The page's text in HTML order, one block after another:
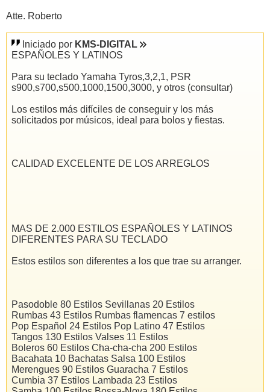
Atte. Roberto
Iniciado por KMS-DIGITAL
ESPAÑOLES Y LATINOS
Para su teclado Yamaha Tyros,3,2,1, PSR
s900,s700,s500,1000,1500,3000, y otros (consultar)
Los estilos más difíciles de conseguir y los más
solicitados por músicos, ideal para bolos y fiestas.
CALIDAD EXCELENTE DE LOS ARREGLOS
MAS DE 2.000 ESTILOS ESPAÑOLES Y LATINOS
DIFERENTES PARA SU TECLADO
Estos estilos son diferentes a los que trae su arranger.
Pasodoble 80 Estilos Sevillanas 20 Estilos
Rumbas 43 Estilos Rumbas flamencas 7 estilos
Pop Español 24 Estilos Pop Latino 47 Estilos
Tangos 130 Estilos Valses 11 Estilos
Boleros 60 Estilos Cha-cha-cha 200 Estilos
Bacahata 10 Bachatas Salsa 100 Estilos
Merengues 90 Estilos Guaracha 7 Estilos
Cumbia 37 Estilos Lambada 23 Estilos